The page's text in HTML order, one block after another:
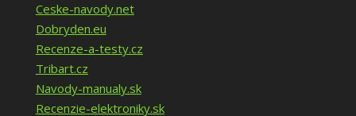
Ceske-navody.net
Dobryden.eu
Recenze-a-testy.cz
Tribart.cz
Navody-manualy.sk
Recenzie-elektroniky.sk